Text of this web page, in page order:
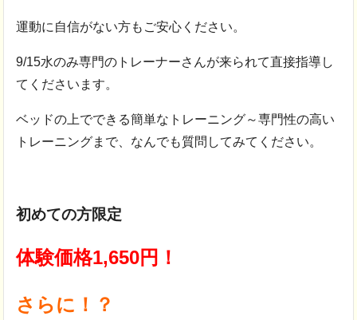
運動に自信がない方もご安心ください。
9/15水のみ専門のトレーナーさんが来られて直接指導し
てくださいます。
ベッドの上でできる簡単なトレーニング～専門性の高い
トレーニングまで、なんでも質問してみてください。
初めての方限定
体験価格1,650円！
さらに！？